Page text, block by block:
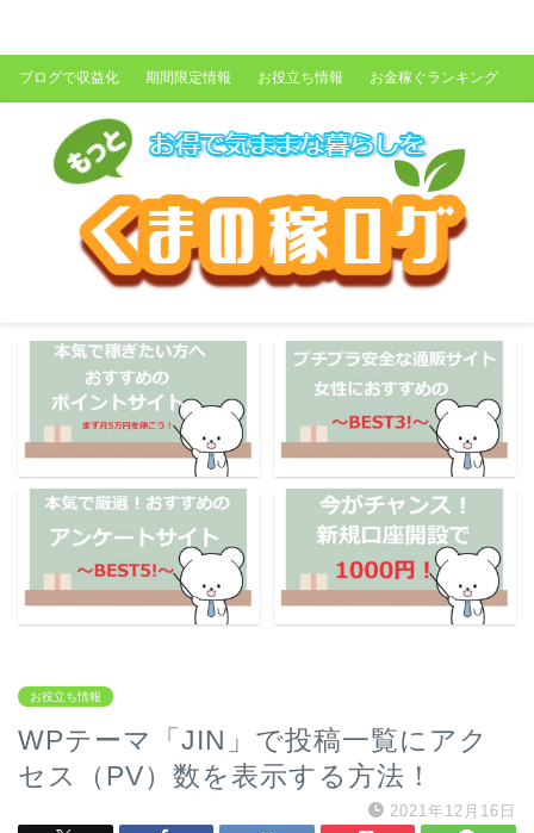
ブログで収益化 期間限定情報 お役立ち情報 お金稼ぐランキング
お役立ち情報
WPテーマ「JIN」で投稿一覧にアク
セス（PV）数を表示する方法！
2021年12月16日